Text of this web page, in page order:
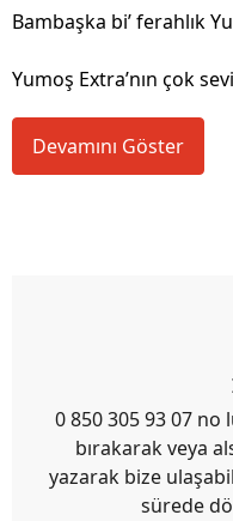
Bambaşka bi’ ferahlık
Yumoş Extra’nın çok
Devamını Göster
0 850 305 93 07 no
bırakarak veya
yazarak bize
sürede